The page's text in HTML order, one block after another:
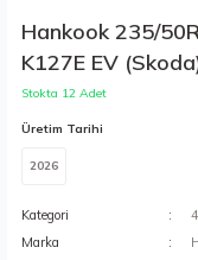
Hankook 235/
K127E EV
Stokta 12 Adet
Üretim Tarihi
2026
Kategori
Marka